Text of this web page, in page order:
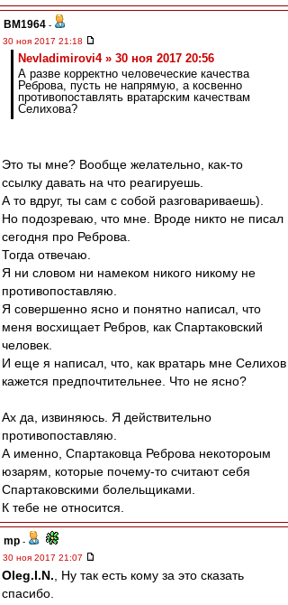
BM1964 -
30 ноя 2017 21:18
Nevladimirovi4 » 30 ноя 2017 20:56
А разве корректно человеческие качества
Реброва, пусть не напрямую, а косвенно
противопоставлять вратарским качествам
Селихова?
Это ты мне? Вообще желательно, как-то
ссылку давать на что реагируешь.
А то вдруг, ты сам с собой разговариваешь).
Но подозреваю, что мне. Вроде никто не писал
сегодня про Реброва.
Тогда отвечаю.
Я ни словом ни намеком никого никому не
противопоставляю.
Я совершенно ясно и понятно написал, что
меня восхищает Ребров, как Спартаковский
человек.
И еще я написал, что, как вратарь мне Селихов
кажется предпочтительнее. Что не ясно?
Ах да, извиняюсь. Я действительно
противопоставляю.
А именно, Спартаковца Реброва некотороым
юзарям, которые почему-то считают себя
Спартаковскими болельщиками.
К тебе не относится.
mp -
30 ноя 2017 21:07
Oleg.I.N. , Ну так есть кому за это сказать
спасибо.